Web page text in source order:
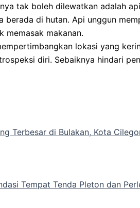
tak boleh dilewatkan adalah
berada di hutan. Api unggun
memasak makanan.
lokasi yang
diri. Sebaiknya hindari
Terbesar di Bulakan, Kota
Tempat Tenda Pleton dan